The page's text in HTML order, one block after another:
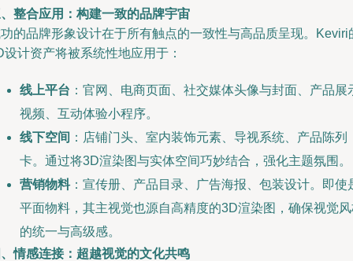
整合应用：构建一致的品牌宇宙
的品牌形象设计在于所有触点的一致性与高品质呈现。Keviri
设计资产将被系统性地应用于：
线上平台 ：官网、电商页面、社交媒体头像与封面、产品展
视频、互动体验小程序。
线下空间 ：店铺门头、室内装饰元素、导视系统、产品陈列
卡。通过将3D渲染图与实体空间巧妙结合，强化主题氛围。
营销物料：宣传册、产品目录、广告海报、包装设计。即使
平面物料，其主视觉也源自高精度的3D渲染图，确保视觉
的统一与高级感。
情感连接：超越视觉的文化共鸣